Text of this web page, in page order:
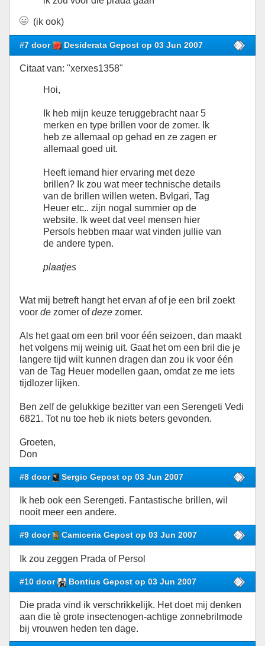
(ik ook)
#7 door Desiderata Gepost op 03 Jun 2007
Citaat van: "xerxes1358"
Hoi,
Ik heb mijn keuze teruggebracht naar 5
merken en type brillen voor de zomer. Ik
heb ze allemaal op gehad en ze zagen er
allemaal goed uit.
Heeft iemand hier ervaring met deze
brillen? Ik zou wat meer technische details
van de brillen willen weten. Bvlgari, Tag
Heuer etc.. zijn nogal summier op de
website. Ik weet dat veel mensen hier
Persols hebben maar wat vinden jullie van
de andere typen.
plaatjes
Wat mij betreft hangt het ervan af of je een bril zoekt
voor de zomer ofdeze zomer.
Als het gaat om een bril voor één seizoen, dan maakt
het volgens mij weinig uit. Gaat het om een bril die je
langere tijd wilt kunnen dragen dan zou ik voor één
van de Tag Heuer modellen gaan, omdat ze me iets
tijdlozer lijken.
Ben zelf de gelukkige bezitter van een Serengeti Vedi
6821. Tot nu toe heb ik niets beters gevonden.
Groeten,
Don
#8 door Sergio Gepost op 03 Jun 2007
Ik heb ook een Serengeti. Fantastische brillen, wil
nooit meer een andere.
#9 door Camiceria Gepost op 03 Jun 2007
Ik zou zeggen Prada of Persol
#10 door Bontius Gepost op 03 Jun 2007
Die prada vind ik verschrikkelijk. Het doet mij denken
aan die tè grote insectenogen-achtige zonnebrilmode
bij vrouwen heden ten dage.